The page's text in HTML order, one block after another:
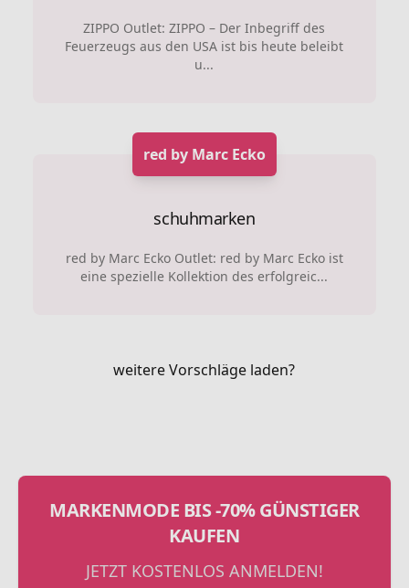
ZIPPO Outlet: ZIPPO – Der Inbegriff des
Feuerzeugs aus den USA ist bis heute beleibt
u...
red by Marc Ecko
schuhmarken
red by Marc Ecko Outlet: red by Marc Ecko ist
eine spezielle Kollektion des erfolgreic...
weitere Vorschläge laden?
MARKENMODE BIS -70% GÜNSTIGER
KAUFEN
JETZT KOSTENLOS ANMELDEN!